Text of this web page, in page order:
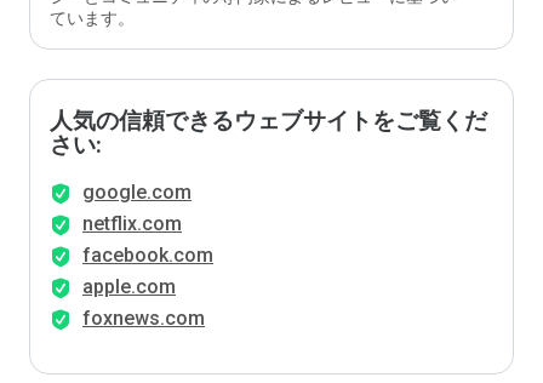
ています。
人気の信頼できるウェブサイトをご覧くだ
さい:
google.com
netflix.com
facebook.com
apple.com
foxnews.com